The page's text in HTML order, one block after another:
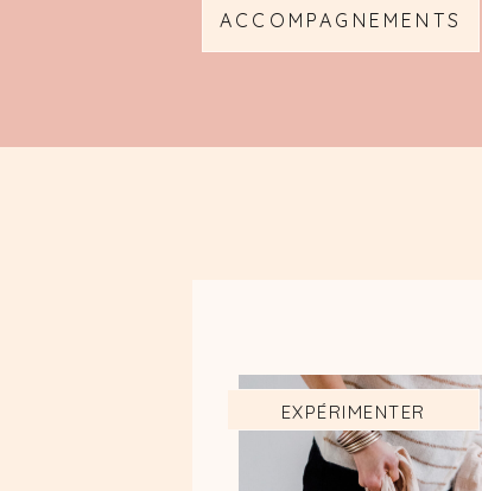
ACCOMPAGNEMENTS
EXPÉRIMENTER